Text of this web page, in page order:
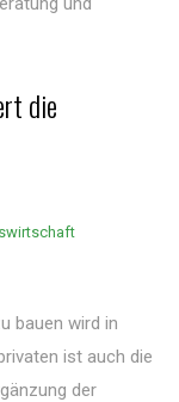
die
bauen wird in
ist auch die
der